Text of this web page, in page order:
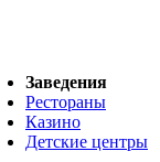
Заведения
Рестораны
Казино
Детские центры